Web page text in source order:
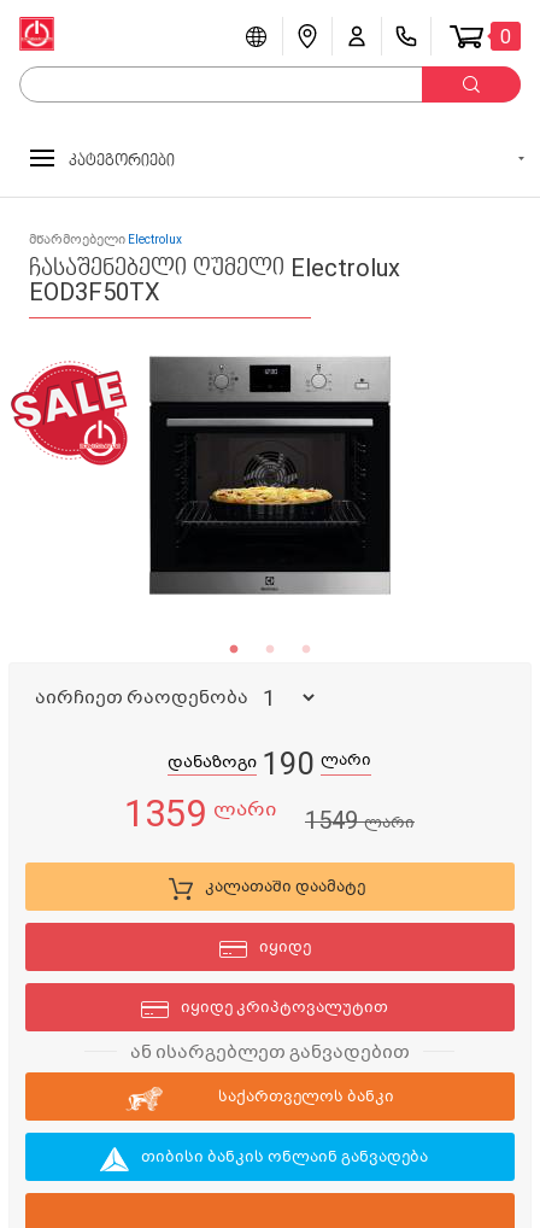
0
კატეგორიები
მწარმოებელი Electrolux
ჩასაშენებელი ღუმელი Electrolux
EOD3F50TX
აირჩიეთ რაოდენობა
დანაზოგი 190 ლარი
1359 ლარი 1549ლარი
კალათაში დაამატე
იყიდე
იყიდე კრიპტოვალუტით
ან ისარგებლეთ განვადებით
საქართველოს ბანკი
თიბისი ბანკის ონლაინ განვადება